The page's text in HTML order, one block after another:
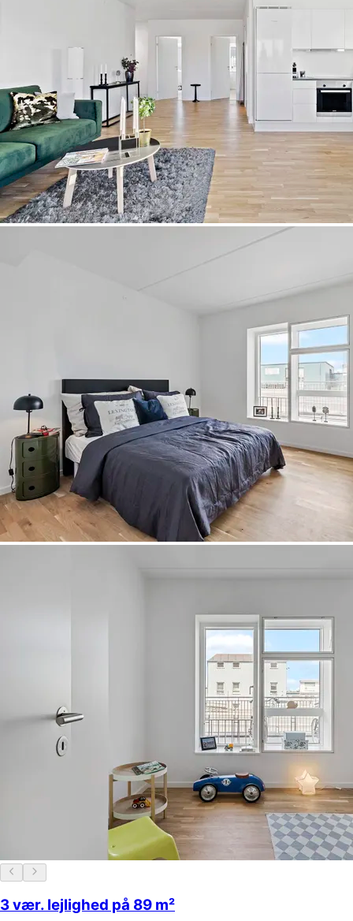
3 vær. lejlighed på 89 m²